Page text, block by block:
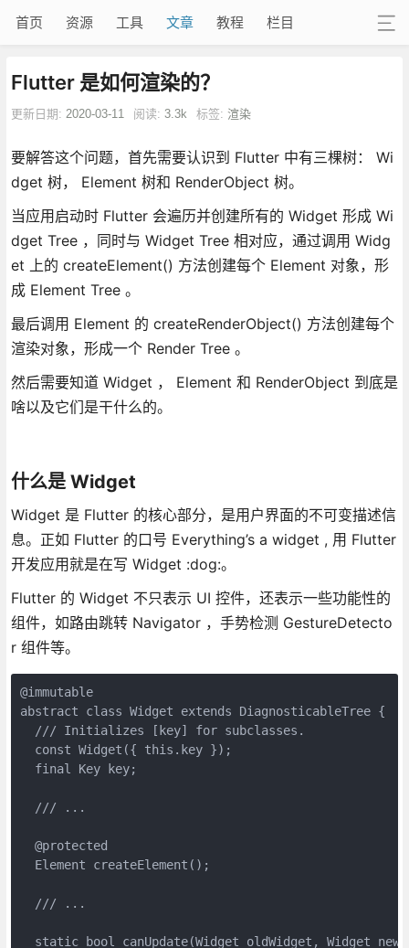
首页 资源 工具 文章 教程 栏目
Flutter 是如何渲染的？
更新日期: 2020-03-11 阅读: 3.3k 标签: 渲染
要解答这个问题，首先需要认识到 Flutter 中有三棵树： Wi
dget 树， Element 树和 RenderObject 树。
当应用启动时 Flutter 会遍历并创建所有的 Widget 形成 Wi
dget Tree ，同时与 Widget Tree 相对应，通过调用 Widg
et 上的 createElement() 方法创建每个 Element 对象，形
成 Element Tree 。
最后调用 Element 的 createRenderObject() 方法创建每个
渲染对象，形成一个 Render Tree 。
然后需要知道 Widget ， Element 和 RenderObject 到底是
啥以及它们是干什么的。
什么是 Widget
Widget 是 Flutter 的核心部分，是用户界面的不可变描述信
息。正如 Flutter 的口号 Everything’s a widget , 用 Flutter
开发应用就是在写 Widget :dog:。
Flutter 的 Widget 不只表示 UI 控件，还表示一些功能性的
组件，如路由跳转 Navigator ，手势检测 GestureDetecto
r 组件等。
@immutable
abstract class Widget extends DiagnosticableTree {
  /// Initializes [key] for subclasses.
  const Widget({ this.key });
  final Key key;
  /// ...
  @protected
  Element createElement();
  /// ...
static bool canUpdate(Widget oldWidget, Widget